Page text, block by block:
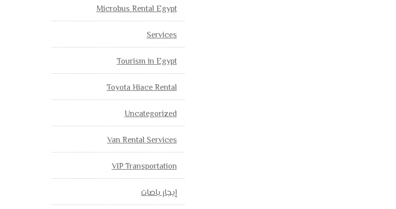
Microbus Rental Egypt
Services
Tourism in Egypt
Toyota Hiace Rental
Uncategorized
Van Rental Services
VIP Transportation
إيجار باصات